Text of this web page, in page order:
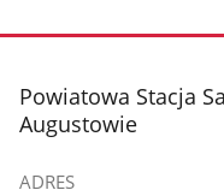
stopka
Powiatowa Stacja
Augustowie
ADRES